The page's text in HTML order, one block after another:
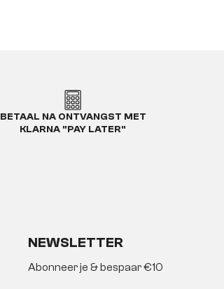
BETAAL NA ONTVANGST MET
KLARNA "PAY LATER"
NEWSLETTER
Abonneer je & bespaar €10